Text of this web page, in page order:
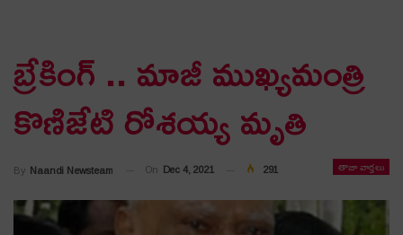
బ్రేకింగ్ .. మాజీ ముఖ్య‌మంత్రి
కొణిజేటి రోశ‌య్య మృతి
తాజా వార్తలు
By Naandi Newsteam On Dec 4, 2021 291